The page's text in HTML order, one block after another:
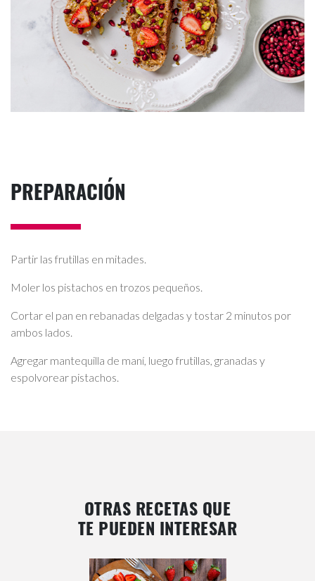
PREPARACIÓN
Partir las frutillas en mitades.
Moler los pistachos en trozos pequeños.
Cortar el pan en rebanadas delgadas y tostar 2 minutos por
ambos lados.
Agregar mantequilla de maní, luego frutillas, granadas y
espolvorear pistachos.
OTRAS RECETAS QUE
TE PUEDEN INTERESAR